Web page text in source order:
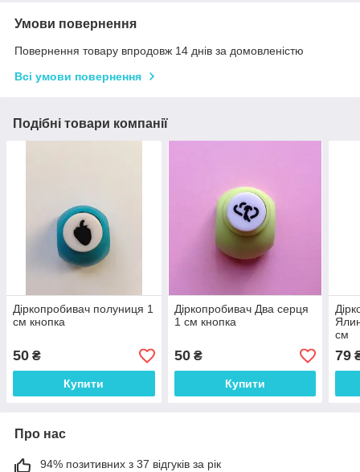
Умови повернення
Повернення товару впродовж 14 днів за домовленістю
Всі умови повернення
Подібні товари компанії
Діркопробивач полуниця 1
см кнопка
50 ₴
Купити
Діркопробивач Два серця
1 см кнопка
50₴
Купити
см
79
Про нас
94% позитивних з 37 відгуків за рік